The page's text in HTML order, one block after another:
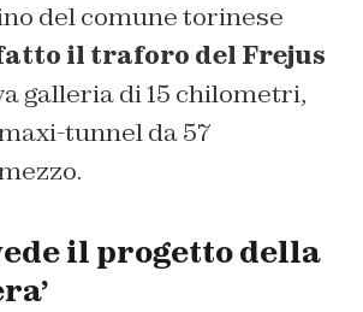
del comune torinese
il traforo del Frejus
galleria di 15 chilometri,
tunnel da 57
il progetto della